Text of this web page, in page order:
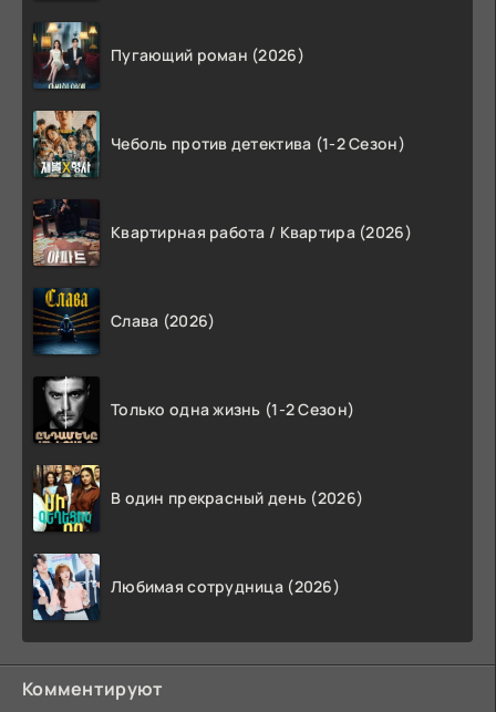
Пугающий роман (2026)
Чеболь против детектива (1-2 Сезон)
Квартирная работа / Квартира (2026)
Слава (2026)
Только одна жизнь (1-2 Сезон)
В один прекрасный день (2026)
Любимая сотрудница (2026)
Комментируют